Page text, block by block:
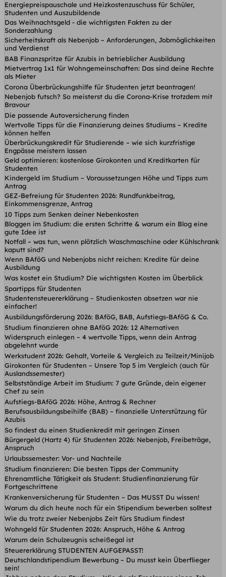
Energiepreispauschale und Heizkostenzuschuss für Schüler,
Studenten und Auszubildende
Das Weihnachtsgeld - die wichtigsten Fakten zu der
Sonderzahlung
Sicherheitskraft als Nebenjob – Anforderungen, Jobmöglichkeiten
und Verdienst
BAB Finanzspritze für Azubis in betrieblicher Ausbildung
Mietvertrag 1x1 für Wohngemeinschaften: Das sind deine Rechte
als Mieter
Corona Überbrückungshilfe für Studenten jetzt beantragen!
Nebenjob futsch? So meisterst du die Corona-Krise trotzdem mit
Bravour
Die passende Autoversicherung finden
Wertvolle Tipps für die Finanzierung deines Studiums – Kredite
können helfen
Überbrückungskredit für Studierende – wie sich kurzfristige
Engpässe meistern lassen
Geld optimieren: kostenlose Girokonten und Kreditkarten für
Studenten
Kindergeld im Studium ~ Voraussetzungen Höhe und Tipps zum
Antrag
GEZ-Befreiung für Studenten 2026: Rundfunkbeitrag,
Einkommensgrenze, Antrag
10 Tipps zum Senken deiner Nebenkosten
Bloggen im Studium: die ersten Schritte & warum ein Blog eine
gute Idee ist
Notfall – was tun, wenn plötzlich Waschmaschine oder Kühlschrank
kaputt sind?
Wenn BAföG und Nebenjobs nicht reichen: Kredite für deine
Ausbildung
Was kostet ein Studium? Die wichtigsten Kosten im Überblick
Spartipps für Studenten
Studentensteuererklärung ~ Studienkosten absetzen war nie
einfacher!
Ausbildungsförderung 2026: BAföG, BAB, Aufstiegs-BAföG & Co.
Studium finanzieren ohne BAföG 2026: 12 Alternativen
Widerspruch einlegen ~ 4 wertvolle Tipps, wenn dein Antrag
abgelehnt wurde
Werkstudent 2026: Gehalt, Vorteile & Vergleich zu Teilzeit/Minijob
Girokonten für Studenten ~ Unsere Top 5 im Vergleich (auch für
Auslandssemester)
Selbstständige Arbeit im Studium: 7 gute Gründe, dein eigener
Chef zu sein
Aufstiegs-BAföG 2026: Höhe, Antrag & Rechner
Berufsausbildungsbeihilfe (BAB) ~ finanzielle Unterstützung für
Azubis
So findest du einen Studienkredit mit geringen Zinsen
Bürgergeld (Hartz 4) für Studenten 2026: Nebenjob, Freibeträge,
Anspruch
Urlaubssemester: Vor- und Nachteile
Studium finanzieren: Die besten Tipps der Community
Ehrenamtliche Tätigkeit als Student: Studienfinanzierung für
Fortgeschrittene
Krankenversicherung für Studenten ~ Das MUSST Du wissen!
Warum du dich heute noch für ein Stipendium bewerben solltest
Wie du trotz zweier Nebenjobs Zeit fürs Studium findest
Wohngeld für Studenten 2026: Anspruch, Höhe & Antrag
Warum dein Schulzeugnis scheißegal ist
Steuererklärung STUDENTEN AUFGEPASST!
Deutschlandstipendium Bewerbung – Du musst kein Überflieger
sein!